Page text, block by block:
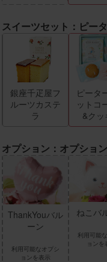
スイーツセット：ピー
銀座千疋屋フ
ルーツカステ
ラ
ピータ
ットコ
&クッ
オプション：オプショ
ThankYouバル
ーン
利用可能なオプシ
ョンを表示
ねこバ
利用可能
ョンを